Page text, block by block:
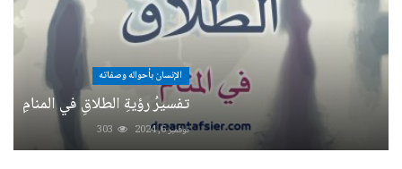
الإنسان بأحواله وصفاته
تفسيرُ رؤيةِ الطلاقِ في المنامِ
نوفمبر 6, 2024 303